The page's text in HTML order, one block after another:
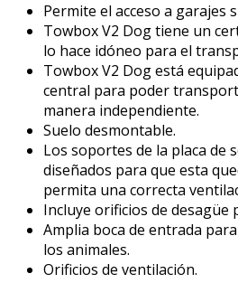
Permite el acceso a garajes
Towbox V2 Dog tiene un
lo hace idóneo para el
Towbox V2 Dog está
central para poder
manera independiente.
Suelo desmontable.
Los soportes de la placa de
diseñados para que esta
permita una correcta
Incluye orificios de desagüe
Amplia boca de entrada
los animales.
Orificios de ventilación.